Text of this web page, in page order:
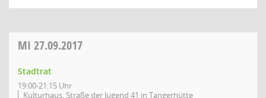
MI 27.09.2017
Stadtrat
19:00-21:15 Uhr
Kulturhaus, Straße der Jugend 41 in Tangerhütte